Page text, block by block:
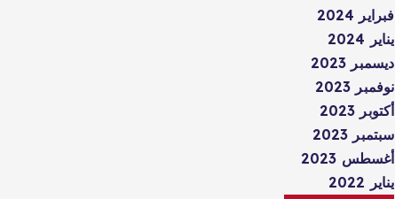
فبراير 2024
يناير 2024
ديسمبر 2023
نوفمبر 2023
أكتوبر 2023
سبتمبر 2023
أغسطس 2023
يناير 2022